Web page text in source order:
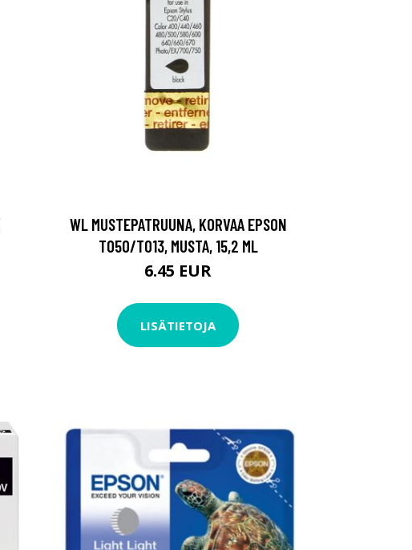
WL MUSTEPATRUUNA, KORVAA EPSON
T050/T013, MUSTA, 15,2 ML
6.45 EUR
LISÄTIETOJA